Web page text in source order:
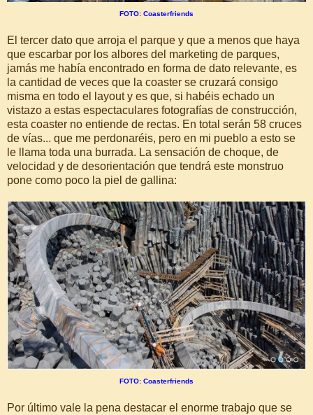
FOTO: Coasterfriends
El tercer dato que arroja el parque y que a menos que haya
que escarbar por los albores del marketing de parques,
jamás me había encontrado en forma de dato relevante, es
la cantidad de veces que la coaster se cruzará consigo
misma en todo el layout y es que, si habéis echado un
vistazo a estas espectaculares fotografías de construcción,
esta coaster no entiende de rectas. En total serán 58 cruces
de vías... que me perdonaréis, pero en mi pueblo a esto se
le llama toda una burrada. La sensación de choque, de
velocidad y de desorientación que tendrá este monstruo
pone como poco la piel de gallina:
FOTO: Coasterfriends
Por último vale la pena destacar el enorme trabajo que se